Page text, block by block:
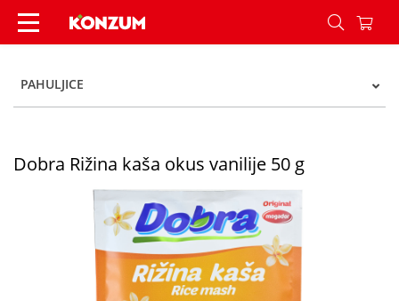
Dobra Rižina kaša okus vanilije 50 g - Konzum
PAHULJICE
Dobra Rižina kaša okus vanilije 50 g